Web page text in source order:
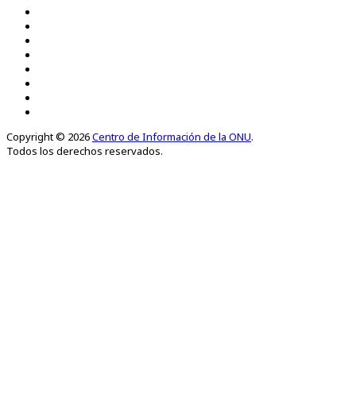
Copyright © 2026Centro de Información de la ONU.
Todos los derechos reservados.